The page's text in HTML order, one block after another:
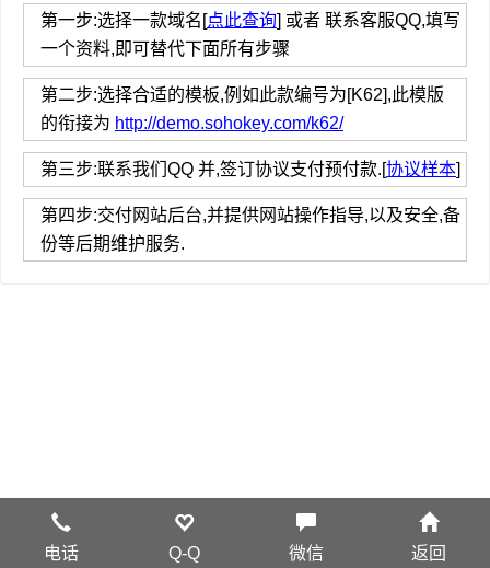
第一步:选择一款域名[点此查询] 或者 联系客服QQ,填写
一个资料,即可替代下面所有步骤
第二步:选择合适的模板,例如此款编号为[K62],此模版
的衔接为 http://demo.sohokey.com/k62/
第三步:联系我们QQ 并,签订协议支付预付款.[协议样本]
第四步:交付网站后台,并提供网站操作指导,以及安全,备
份等后期维护服务.
电话 Q-Q 微信 返回